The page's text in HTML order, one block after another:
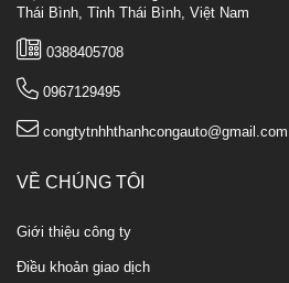
Thái Bình, Tỉnh Thái Bình, Việt Nam
0388405708
0967129495
congtytnhhthanhcongauto@gmail.com
VỀ CHÚNG TÔI
Giới thiệu công ty
Điều khoản giao dịch